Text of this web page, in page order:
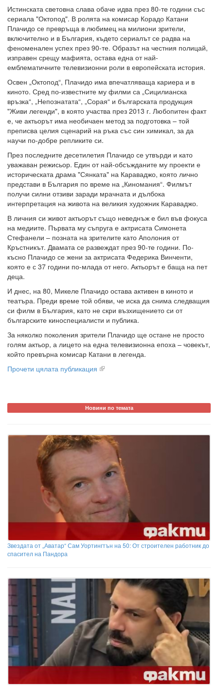
Истинската световна слава обаче идва през 80-те години със
сериала "Октопод". В ролята на комисар Корадо Катани
Плачидо се превръща в любимец на милиони зрители,
включително и в България, където сериалът се радва на
феноменален успех през 90-те. Образът на честния полицай,
изправен срещу мафията, остава една от най-
емблематичните телевизионни роли в европейската история.
Освен „Октопод“, Плачидо има впечатляваща кариера и в
киното. Сред по-известните му филми са „Сицилианска
връзка“, „Непознатата“, „Сорая“ и българската продукция
"Живи легенди", в която участва през 2013 г. Любопитен факт
е, че актьорът има необичаен метод за подготовка – той
преписва целия сценарий на ръка със син химикал, за да
научи по-добре репликите си.
През последните десетилетия Плачидо се утвърди и като
уважаван режисьор. Един от най-обсъжданите му проекти е
историческата драма "Сянката" на Караваджо, която лично
представи в България по време на „Киномания“. Филмът
получи силни отзиви заради мрачната и дълбока
интерпретация на живота на великия художник Караваджо.
В личния си живот актьорът също неведнъж е бил във фокуса
на медиите. Първата му съпруга е актрисата Симонета
Стефанели – позната на зрителите като Аполония от
Кръстникът. Двамата се развеждат през 90-те години. По-
късно Плачидо се жени за актрисата Федерика Винченти,
която е с 37 години по-млада от него. Актьорът е баща на пет
деца.
И днес, на 80, Микеле Плачидо остава активен в киното и
театъра. Преди време той обяви, че иска да снима следващия
си филм в България, като не скри възхищението си от
българските киноспециалисти и публика.
За няколко поколения зрители Плачидо ще остане не просто
голям актьор, а лицето на една телевизионна епоха – човекът,
който превърна комисар Катани в легенда.
Прочети цялата публикация
Новини по темата
Звездата от „Аватар“ Сам Уортингтън на 50: От строителен работник до
спасител на Пандора